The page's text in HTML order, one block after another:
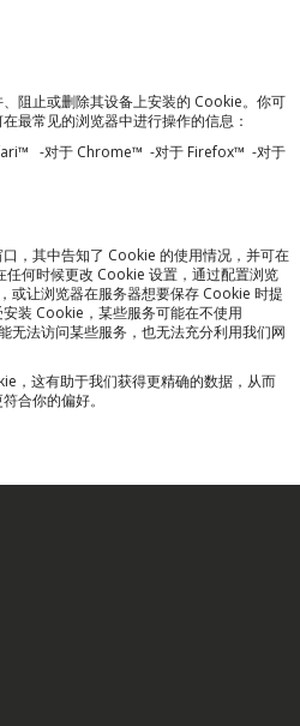
阻止或删除其设备上安装的 Cookie。你可
最常见的浏览器中进行操作的信息：
™ -对于 Chrome™ -对于 Firefox™ -对于
，其中告知了 Cookie 的使用情况，并可在
任何时候更改 Cookie 设置，通过配置浏览
或让浏览器在服务器想要保存 Cookie 时提
装 Cookie，某些服务可能在不使用
无法访问某些服务，也无法充分利用我们网
，这有助于我们获得更精确的数据，从而
合你的偏好。